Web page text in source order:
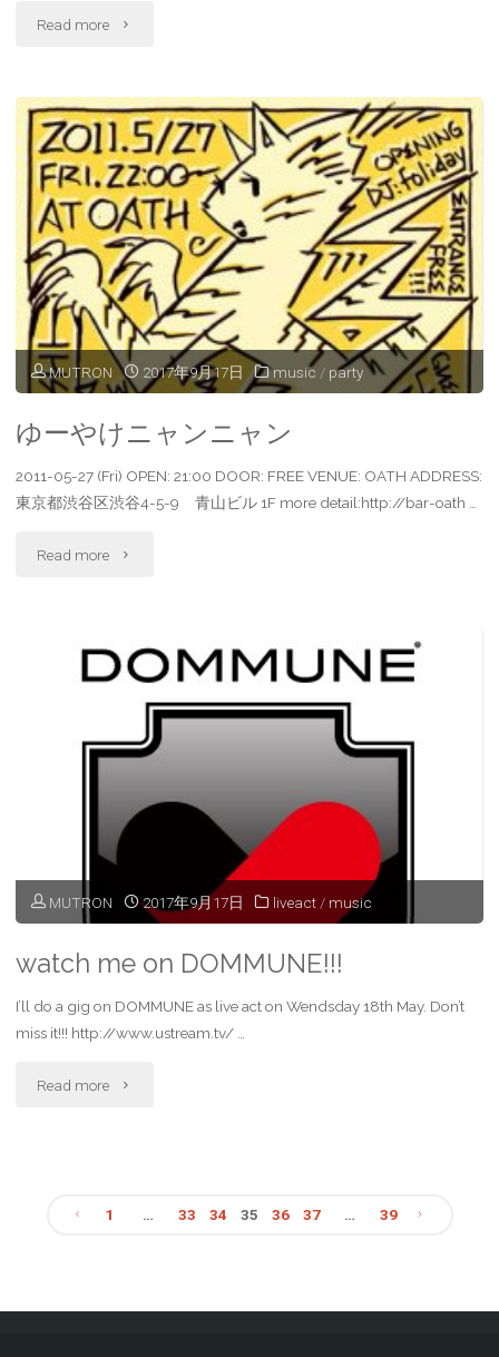
Read more "Tokyo
DX
special
ERO
CIRCUS"
MUTRON 2017年9月17日 music / party
ゆーやけニャンニャン
2011-05-27 (Fri) OPEN: 21:00 DOOR: FREE VENUE: OATH ADDRESS:
東京都渋谷区渋谷4-5-9 青山ビル 1F more detail:http://bar-oath …
Read more "ゆ
け
ン
ニ
ャ
MUTRON 2017年9月17日 liveact / music
watch me on DOMMUNE!!!
I’ll do a gig on DOMMUNE as live act on Wendsday 18th May. Don’t
miss it!!! http://www.ustream.tv/ …
Read more "watch
DOMMUNE!!!"
稿
1 … 33 34 35 36 37 … 39